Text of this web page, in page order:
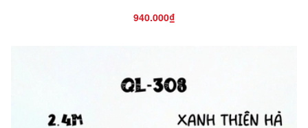
940.000₫